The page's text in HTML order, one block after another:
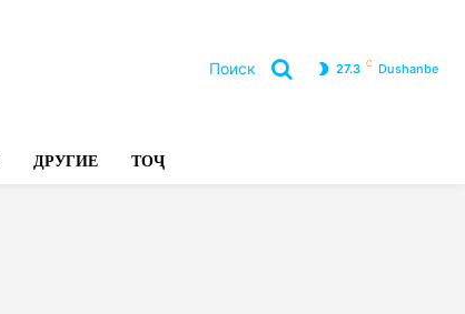
Поиск 27.3 C Dushanbe
ДРУГИЕ ТОҶ